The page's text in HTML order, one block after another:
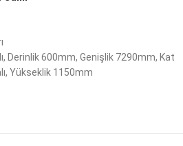
, Derinlik 600mm, Genişlik 7290mm, Kat
, Yükseklik 1150mm